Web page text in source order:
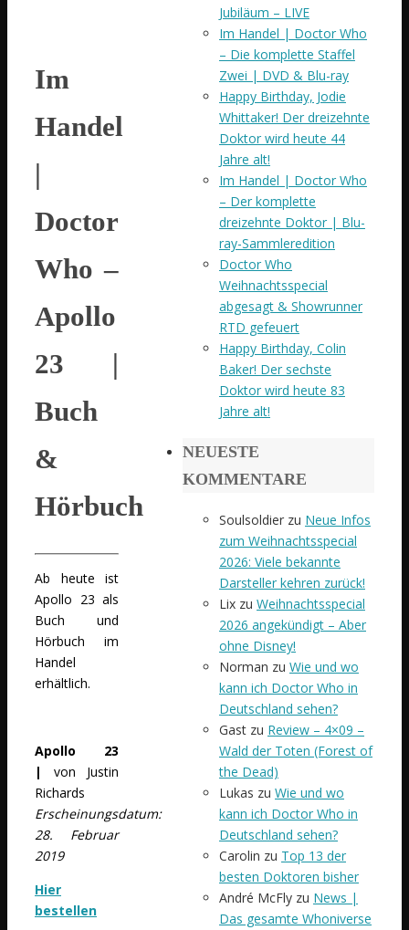
Im
Handel
|
Doctor
Who –
Apollo
23 |
Buch
&
Hörbuch
Ab heute ist
Apollo 23 als
Buch und
Hörbuch im
Handel
erhältlich.
Apollo 23
| von Justin
Richards
Erscheinungsdatum:
28. Februar
2019
Hier
bestellen
Jubiläum – LIVE
Im Handel | Doctor Who
– Die komplette Staffel
Zwei | DVD & Blu-ray
Happy Birthday, Jodie
Whittaker! Der dreizehnte
Doktor wird heute 44
Jahre alt!
Im Handel | Doctor Who
– Der komplette
dreizehnte Doktor | Blu-
ray-Sammleredition
Doctor Who
Weihnachtsspecial
abgesagt & Showrunner
RTD gefeuert
Happy Birthday, Colin
Baker! Der sechste
Doktor wird heute 83
Jahre alt!
NEUESTE
KOMMENTARE
Soulsoldier zu Neue Infos
zum Weihnachtsspecial
2026: Viele bekannte
Darsteller kehren zurück!
Lix zu Weihnachtsspecial
2026 angekündigt – Aber
ohne Disney!
Norman zu Wie und wo
kann ich Doctor Who in
Deutschland sehen?
Gast zu Review – 4×09 –
Wald der Toten (Forest of
the Dead)
Lukas zu Wie und wo
kann ich Doctor Who in
Deutschland sehen?
Carolin zu Top 13 der
besten Doktoren bisher
André McFly zu News |
Das gesamte Whoniverse